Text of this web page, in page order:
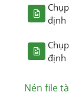
định
định
Nén file